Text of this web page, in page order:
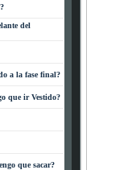
del
a la fase final?
que ir Vestido?
que sacar?